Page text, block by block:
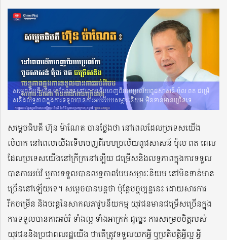
សម្តេចធិបតី ហ៊ុន ម៉ាណែត៖ នៅពេលទើបចេញពីរបបប្រល័យពូជសាសន៍ ប៉ុល ពត ជម្រើ
សនិងលទ្ធភាពក្នុងការទទួលបានការអប់រំបែបសម្ភារៈនិយម មិនទាន់មានច្រើនទេ
សម្តេចធិបតី ហ៊ុន ម៉ាណែត បានថ្លែងថា នៅពេលដែលប្រទេសយើង
លំបាក នៅពេលយើងទើបចេញពីរបបប្រល័យពូជសាសន៍ ប៉ុល ពត ពេល
ដែលប្រទេសយើងនៅក្រីក្រនៅឡើយ ជម្រើសនិងលទ្ធភាពក្នុងការទទួល
បានការអប់រំ ឬការទទួលបានលទ្ធភាពបែបសម្ភារៈនិយម នៅមិនទាន់មាន
ច្រើននៅឡើយទេ។ សម្តេចបានបន្តថា ប៉ុន្តែបច្ចុប្បន្ននេះ ដោយសារការ
រីកចម្រើន និងចរន្តនៃសាកលភាវូបនីយកម្ម យុវជនមានជម្រើសច្រើនក្នុង
ការទទួលបានការអប់រំ ទាំងល្អ ទាំងអាក្រក់ ដូច្នេះ ការសម្រេចចិត្តរបស់
យុវជននិងប្រជាពលរដ្ឋយើង ថាតើត្រូវទទួលយកអ្វី ឬប្រតិបត្តិអ្វីល្អ អ្វី